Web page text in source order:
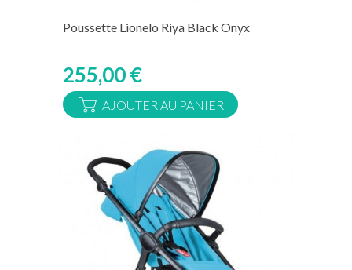
Poussette Lionelo Riya Black Onyx
255,00 €
AJOUTER AU PANIER